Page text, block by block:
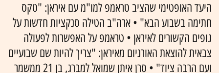
היעד האופטימי שהציב טראמפ למו"מ עם איראן: "טקס
חתימה בשבוע הבא" • ארה"ב הטילה סנקציות חדשות על
גופים הקשורים לאיראן • טראמפ על האפשרות לפעולה
צבאית להוצאת האורניום מאיראן: "צריך להיות שם שבועיים
ועם הרבה ציוד" • סרן איתן שמואל למברג, בן 21 ממשמר